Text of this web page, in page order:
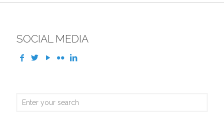
SOCIAL MEDIA